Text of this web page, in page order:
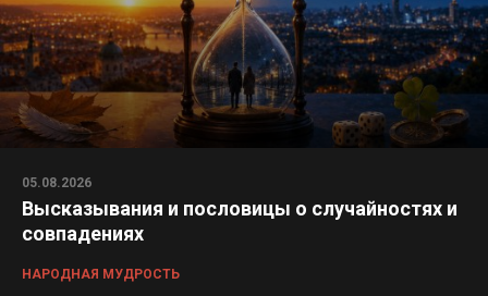
05.08.2026
Высказывания и пословицы о случайностях и
совпадениях
НАРОДНАЯ МУДРОСТЬ